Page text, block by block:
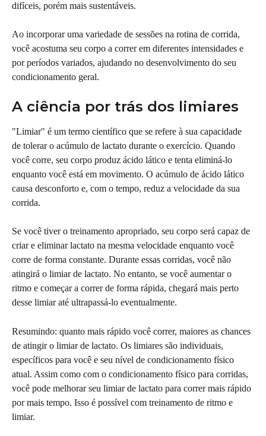
difíceis, porém mais sustentáveis.
Ao incorporar uma variedade de sessões na rotina de corrida,
você acostuma seu corpo a correr em diferentes intensidades e
por períodos variados, ajudando no desenvolvimento do seu
condicionamento geral.
A ciência por trás dos limiares
"Limiar" é um termo científico que se refere à sua capacidade
de tolerar o acúmulo de lactato durante o exercício. Quando
você corre, seu corpo produz ácido lático e tenta eliminá-lo
enquanto você está em movimento. O acúmulo de ácido lático
causa desconforto e, com o tempo, reduz a velocidade da sua
corrida.
Se você tiver o treinamento apropriado, seu corpo será capaz de
criar e eliminar lactato na mesma velocidade enquanto você
corre de forma constante. Durante essas corridas, você não
atingirá o limiar de lactato. No entanto, se você aumentar o
ritmo e começar a correr de forma rápida, chegará mais perto
desse limiar até ultrapassá-lo eventualmente.
Resumindo: quanto mais rápido você correr, maiores as chances
de atingir o limiar de lactato. Os limiares são individuais,
específicos para você e seu nível de condicionamento físico
atual. Assim como com o condicionamento físico para corridas,
você pode melhorar seu limiar de lactato para correr mais rápido
por mais tempo. Isso é possível com treinamento de ritmo e
limiar.